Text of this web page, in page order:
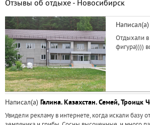
Отзывы об отдыхе - Новосибирск
Отдыхали в
фигура))))
Написал(а) Галина. Казахстан. Семей, Троицк
Увидели рекламу в интернете, когда искали базу